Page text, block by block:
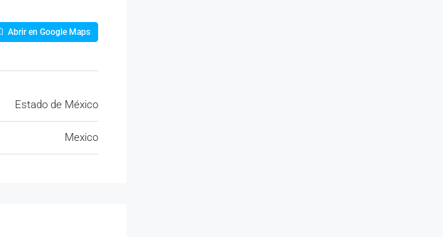
Abrir en Google Maps
Estado de México
Mexico